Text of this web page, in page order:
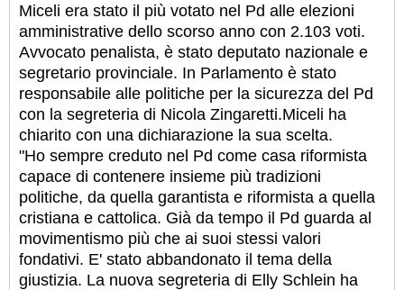
Miceli era stato il più votato nel Pd alle elezioni
amministrative dello scorso anno con 2.103 voti.
Avvocato penalista, è stato deputato nazionale e
segretario provinciale. In Parlamento è stato
responsabile alle politiche per la sicurezza del Pd
con la segreteria di Nicola Zingaretti.Miceli ha
chiarito con una dichiarazione la sua scelta.
"Ho sempre creduto nel Pd come casa riformista
capace di contenere insieme più tradizioni
politiche, da quella garantista e riformista a quella
cristiana e cattolica. Già da tempo il Pd guarda al
movimentismo più che ai suoi stessi valori
fondativi. E' stato abbandonato il tema della
giustizia. La nuova segreteria di Elly Schlein ha